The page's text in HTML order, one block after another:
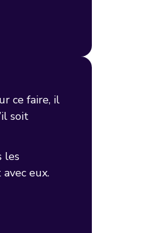
ce faire, il
soit
les
eux.